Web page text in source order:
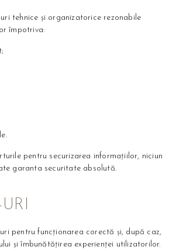
tehnice și organizatorice rezonabile
împotriva:
pentru securizarea informațiilor, niciun
garanta securitate absolută.
pentru funcționarea corectă și, după caz,
și îmbunătățirea experienței utilizatorilor.